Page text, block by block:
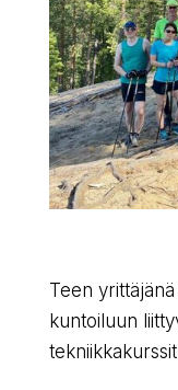
Teen
kuntoiluun